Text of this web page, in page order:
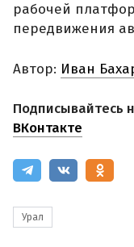
рабочей
передвижения
Автор: Иван
Подписывайтесь
ВКонтакте
Урал